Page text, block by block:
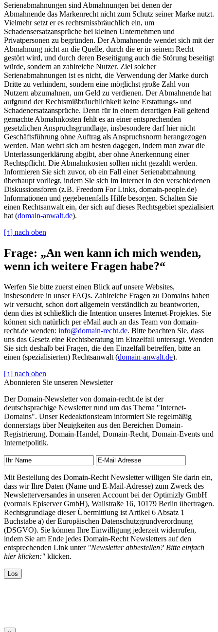
Serienabmahnungen sind Abmahnungen bei denen der
Abmahnende das Markenrecht nicht zum Schutz seiner Marke nutzt.
Vielmehr setzt er es rechtsmissbräuchlich ein, um
Schadensersatzansprüche bei kleinen Unternehmen und
Privatpersonen zu begründen. Der Abmahnende wendet sich mit der
Abmahnung nicht an die Quelle, durch die er in seinem Recht
gestört wird, und durch deren Beseitigung auch die Störung beseitigt
würde, sondern an zahlreiche Nutzer. Ziel solcher
Serienabmahnungen ist es nicht, die Verwendung der Marke durch
Dritte zu verhindern, sondern eine möglichst große Zahl von
Nutzern abzumahnen, um Geld zu verdienen. Der Abmahnende hat
aufgrund der Rechtsmißbräuchlichkeit keine Erstattungs- und
Schadenersatzansprüche. Denn für in einem derartigen Fall geltend
gemachte Abmahnkosten fehlt es an einer entsprechenden
gesetzlichen Anspruchsgrundlage, insbesondere darf hier nicht
Geschäftsführung ohne Auftrag als Anspruchsnorm herangezogen
werden. Man wehrt sich am besten dagegen, indem man zwar die
Unterlassungerklärung abgibt, aber ohne Anerkennung einer
Rechtspflicht. Die Abmahnkosten sollten nicht gezahlt werden.
Informieren Sie sich zuvor, ob ein Fall einer Serienabmahnung
überhaupt vorliegt, indem Sie sich im Internet in den verschiedenen
Diskussionsforen (z.B. Freedom For Links, domain-people.de)
Informationen und gegebenenfalls Hilfe besorgen. Schalten Sie
einen Rechtsanwalt ein, der sich auf dieses Rechtsgebiet spezialisiert
hat (domain-anwalt.de).
[↑] nach oben
Frage: „An wen kann ich mich wenden,
wenn ich weitere Fragen habe?“
Werfen Sie bitte zuerst einen Blick auf unsere Websites,
insbesondere in unser FAQs. Zahlreiche Fragen zu Domains haben
wir versucht, schon dort allgemein verständlich zu beantworten,
denn dies ist schließlich die Intention unseres Internet-Projektes. Sie
können sich natürlich per eMail auch an das Team von domain-
recht.de wenden: info@domain-recht.de. Bitte beachten Sie, dass
uns das Gesetz eine Rechtsberatung im Einzelfall untersagt. Wenden
Sie sich deshalb bei Fragen, die den Einzelfall betreffen, bitte an
einen (spezialisierten) Rechtsanwalt (domain-anwalt.de).
[↑] nach oben
Abonnieren Sie unseren Newsletter
Der Domain-Newsletter von domain-recht.de ist der
deutschsprachige Newsletter rund um das Thema "Internet-
Domains". Unser Redeaktionsteam informiert Sie regelmäßig
donnerstags über Neuigkeiten aus den Bereichen Domain-
Registrierung, Domain-Handel, Domain-Recht, Domain-Events und
Internetpolitik.
Mit Bestellung des Domain-Recht Newsletter willigen Sie darin ein,
dass wir Ihre Daten (Name und E-Mail-Adresse) zum Zweck des
Newsletterversandes in unseren Account bei der Optimizly GmbH
(vormals Episerver GmbH), Wallstraße 16, 10179 Berlin übertragen.
Rechtsgrundlage dieser Übermittlung ist Artikel 6 Absatz 1
Buchstabe a) der Europäischen Datenschutzgrundverordnung
(DSGVO). Sie können Ihre Einwilligung jederzeit widerrufen,
indem Sie am Ende jedes Domain-Recht Newsletters auf den
entsprechenden Link unter "Newsletter abbestellen? Bitte einfach
hier klicken:" klicken.